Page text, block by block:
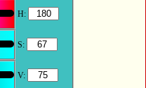
H:
S:
V: